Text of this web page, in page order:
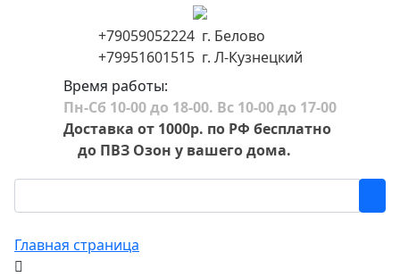
+79059052224 г. Белово
+79951601515 г. Л-Кузнецкий
Время работы:
Пн-Сб 10-00 до 18-00. Вс 10-00 до 17-00
Доставка от 1000р. по РФ бесплатно
до ПВЗ Озон у вашего дома.
Главная страница